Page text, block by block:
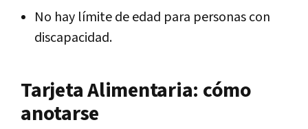
No hay límite de edad para personas con
discapacidad.
Tarjeta Alimentaria: cómo
anotarse